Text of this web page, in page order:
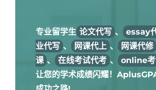
专业留学生 论文代写 、 essay
业代写 、 网课代上 、 网课代修
课 、 在线考试代考 、 online考
让您的学术成绩闪耀！